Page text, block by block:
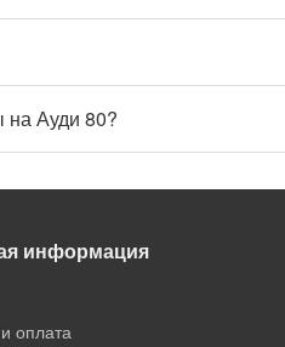
на Ауди 80?
информация
оплата